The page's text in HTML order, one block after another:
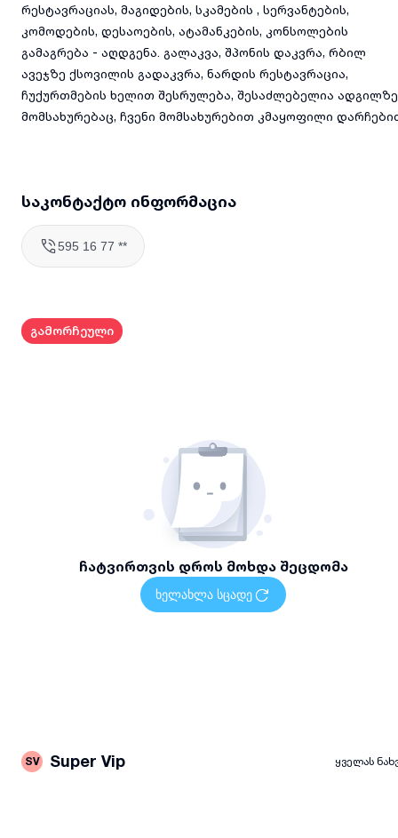
რესტავრაციას, მაგიდების, სკამების , სერვანტების,
კომოდების, დესაოების, ატამანკების, კონსოლების
გამაგრება - აღდგენა. გალაკვა, შპონის დაკვრა, რბილ
ავეჯზე ქსოვილის გადაკვრა, ნარდის რესტავრაცია,
ჩუქურთმების ხელით შესრულება, შესაძლებელია ადგილზე
მომსახურებაც, ჩვენი მომსახურებით კმაყოფილი
საკონტაქტო ინფორმაცია
595 16 77 **
გამორჩეული
ჩატვირთვის დროს მოხდა შეცდომა
ხელახლა სცადე
SV Super Vip ყველას